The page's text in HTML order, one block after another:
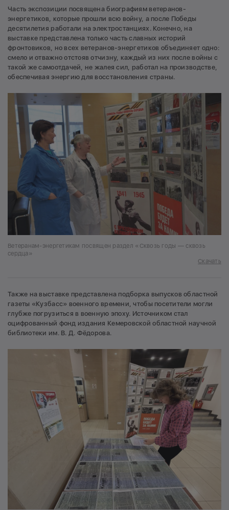
Часть экспозиции посвящена биографиям ветеранов-
энергетиков, которые прошли всю войну, а после Победы
десятилетия работали на электростанциях. Конечно, на
выставке представлена только часть славных историй
фронтовиков, но всех ветеранов-энергетиков объединяет одно:
смело и отважно отстояв отчизну, каждый из них после войны с
такой же самоотдачей, не жалея сил, работал на производстве,
обеспечивая энергию для восстановления страны.
Ветеранам-энергетикам посвящен раздел «Сквозь годы — сквозь
сердца»
Скачать
Также на выставке представлена подборка выпусков областной
газеты «Кузбасс» военного времени, чтобы посетители могли
глубже погрузиться в военную эпоху. Источником стал
оцифрованный фонд издания Кемеровской областной научной
библиотеки им. В. Д. Фёдорова.